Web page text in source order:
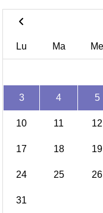
Lu Ma Me
3 4 5
10 11 12
17 18 19
24 25 26
31